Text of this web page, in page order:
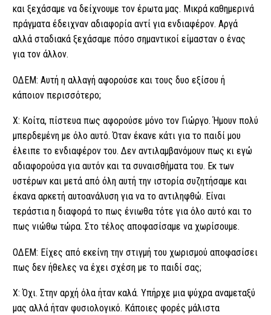
και ξεχάσαμε να δείχνουμε τον έρωτα μας. Μικρά καθημερινά
πράγματα έδειχναν αδιαφορία αντί για ενδιαφέρον. Αργά
αλλά σταδιακά ξεχάσαμε πόσο σημαντικοί είμασταν ο ένας
για τον άλλον.
ΟΔΕΜ: Αυτή η αλλαγή αφορούσε και τους δυο εξίσου ή
κάποιον περισσότερο;
Χ: Κοίτα, πίστευα πως αφορούσε μόνο τον Γιώργο. Ήμουν πολύ
μπερδεμένη με όλο αυτό. Όταν έκανε κάτι για το παιδί μου
έλειπε το ενδιαφέρον του. Δεν αντιλαμβανόμουν πως κι εγώ
αδιαφορούσα για αυτόν και τα συναισθήματα του. Εκ των
υστέρων και μετά από όλη αυτή την ιστορία συζητήσαμε και
έκανα αρκετή αυτοανάλυση για να το αντιληφθώ. Είναι
τεράστια η διαφορά το πως ένιωθα τότε για όλο αυτό και το
πως νιώθω τώρα. Στο τέλος αποφασίσαμε να χωρίσουμε.
ΟΔΕΜ: Είχες από εκείνη την στιγμή του χωρισμού αποφασίσει
πως δεν ήθελες να έχει σχέση με το παιδί σας;
Χ: Όχι. Στην αρχή όλα ήταν καλά. Υπήρχε μια ψύχρα αναμεταξύ
μας αλλά ήταν φυσιολογικό. Κάποιες φορές μάλιστα